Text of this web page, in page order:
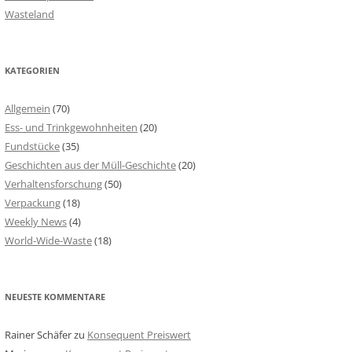
Wasteland
KATEGORIEN
Allgemein (70)
Ess- und Trinkgewohnheiten (20)
Fundstücke(35)
Geschichten aus der Müll-Geschichte(20)
Verhaltensforschung(50)
Verpackung(18)
Weekly News(4)
World-Wide-Waste(18)
NEUESTE KOMMENTARE
Rainer Schäferzu Konsequent Preiswert